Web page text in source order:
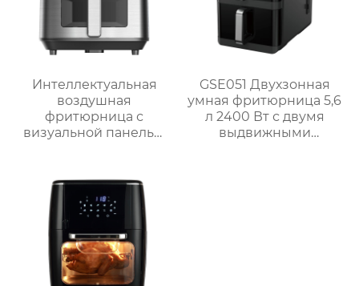
Интеллектуальная
воздушная
фритюрница с
визуальной панелью
GSE051 Двухзонная
умная фритюрница 5,6
л 2400 Вт с двумя
выдвижными